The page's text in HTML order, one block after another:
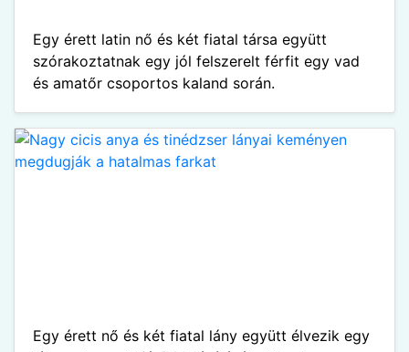
Egy érett latin nő és két fiatal társa együtt
szórakoztatnak egy jól felszerelt férfit egy vad
és amatőr csoportos kaland során.
Egy érett nő és két fiatal lány együtt élvezik egy